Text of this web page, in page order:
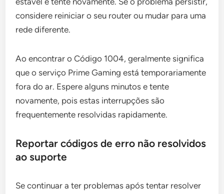
considere reiniciar o seu router ou mudar para uma
rede diferente.
Ao encontrar o Código 1004, geralmente significa
que o serviço Prime Gaming está temporariamente
fora do ar. Espere alguns minutos e tente
novamente, pois estas interrupções são
frequentemente resolvidas rapidamente.
Reportar códigos de erro não resolvidos
ao suporte
Se continuar a ter problemas após tentar resolver